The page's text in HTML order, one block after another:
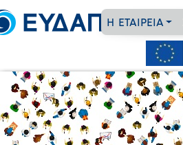
Η ΕΤΑΙΡΕΙΑ